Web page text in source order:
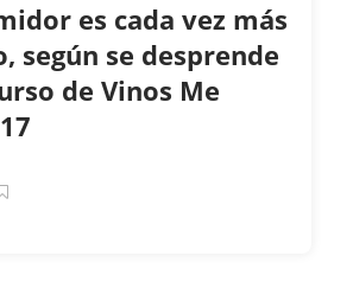
es cada vez más
según se desprende
de Vinos Me